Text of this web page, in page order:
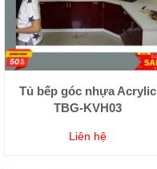
Tủ bếp góc nhựa Acrylic
TBG-KVH03
Liên hệ